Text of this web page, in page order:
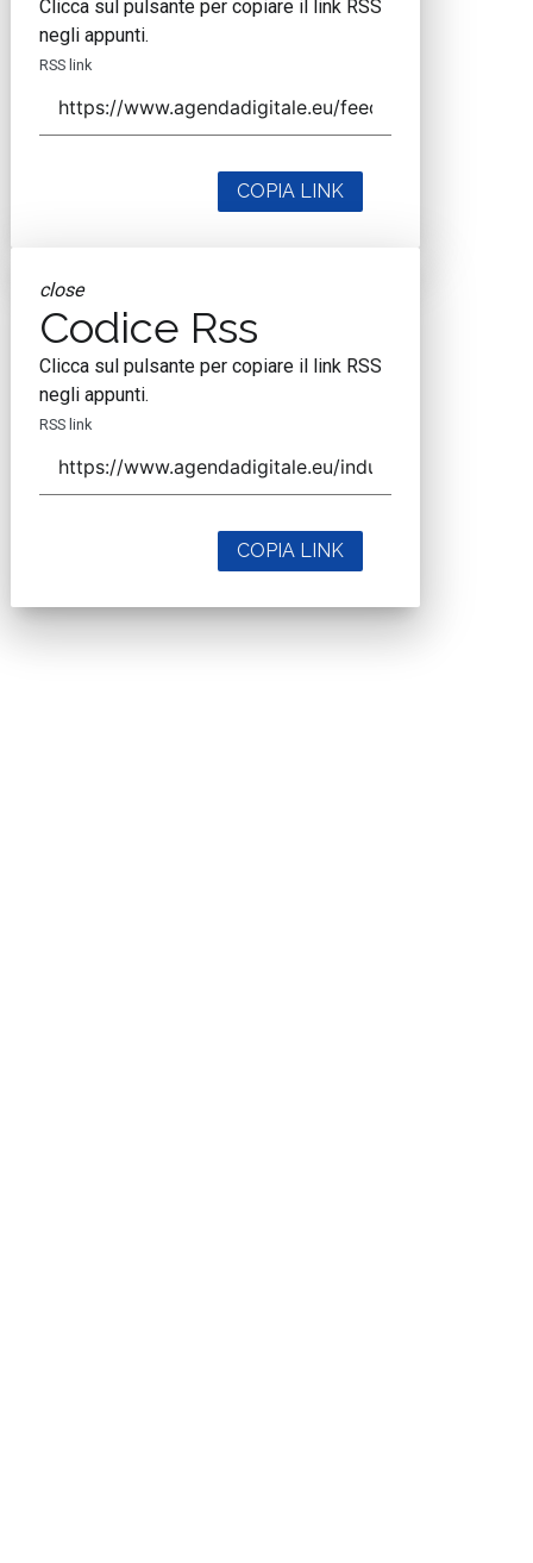
Clicca sul pulsante per copiare il link RSS
negli appunti.
RSS link
COPIA LINK
close
Codice Rss
Clicca sul pulsante per copiare il link RSS
negli appunti.
RSS link
COPIA LINK